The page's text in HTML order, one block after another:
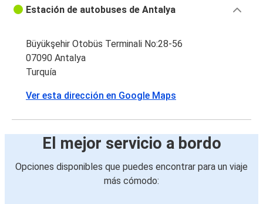
Estación de autobuses de Antalya
Büyükşehir Otobüs Terminali No:28-56
07090 Antalya
Turquía
Ver esta dirección en Google Maps
El mejor servicio a bordo
Opciones disponibles que puedes encontrar para un viaje
más cómodo: